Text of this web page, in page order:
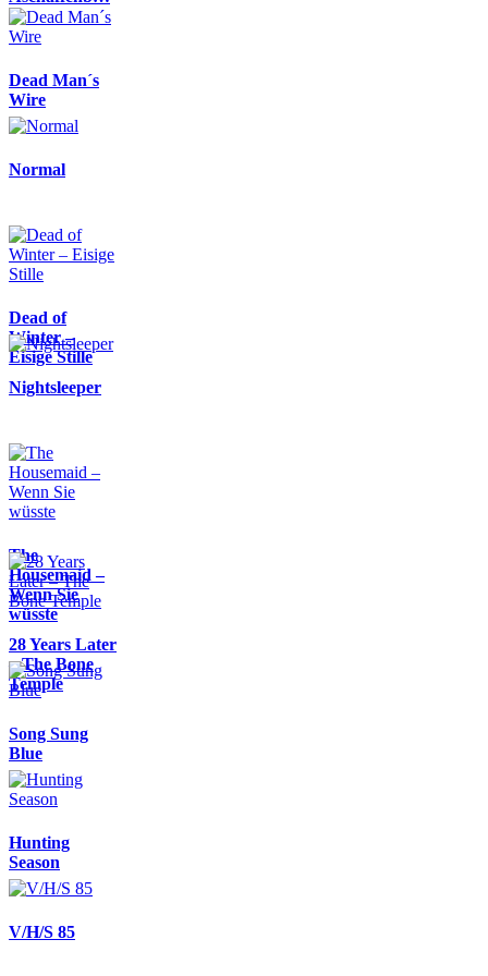
Dead Man´s
Wire
Normal
Dead of
Winter –
Eisige Stille
Nightsleeper
The
Housemaid –
Wenn Sie
wüsste
28 Years Later
– The Bone
Temple
Song Sung
Blue
Hunting
Season
V/H/S 85